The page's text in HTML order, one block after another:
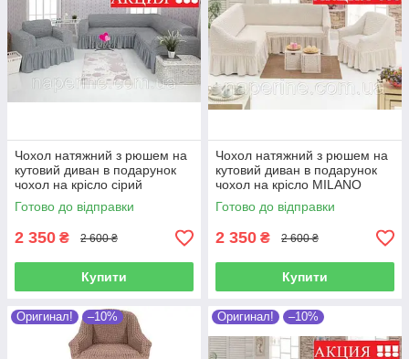
Чохол натяжний з рюшем на
кутовий диван в подарунок
чохол на крісло сірий
MILANO
Готово до відправки
2 350 ₴ 2 600 ₴
Купити
Чохол натяжний з рюшем на
кутовий диван в подарунок
чохол на крісло MILANO
кремовий
Готово до відправки
2 350 ₴ 2 600 ₴
Купити
Оригинал! –10% Оригинал! –10%